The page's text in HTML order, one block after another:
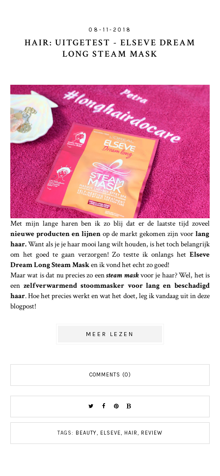
08-11-2018
HAIR: UITGETEST - ELSEVE DREAM
LONG STEAM MASK
Met mijn lange haren ben ik zo blij dat er de laatste tijd zoveel
nieuwe producten en lijnen op de markt gekomen zijn voor lang
haar.Want als je je haar mooi lang wilt houden, is het toch belangrijk
om het goed te gaan verzorgen! Zo testte ik onlangs het Elseve
Dream Long Steam Masken ik vond het echt zo goed!
Maar wat is dat nu precies zo eensteam maskvoor je haar? Wel, het is
een zelfverwarmend stoommasker voor lang en beschadigd
haar. Hoe het precies werkt en wat het doet, leg ik vandaag uit in deze
blogpost!
MEER LEZEN
COMMENTS (0)
TAGS: BEAUTY, ELSEVE, HAIR, REVIEW